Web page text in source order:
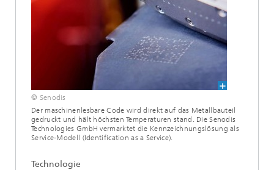
© Senodis
Der maschinenlesbare Code wird direkt auf das Metallbauteil
gedruckt und hält höchsten Temperaturen stand. Die Senodis
Technologies GmbH vermarktet die Kennzeichnungslösung als
Service-Modell (Identification as a Service).
Technologie